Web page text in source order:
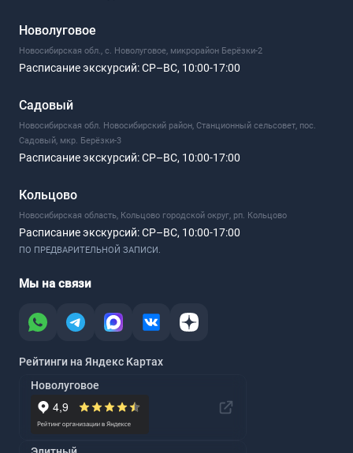
Новолуговое
Новосибирская обл., с. Новолуговое, микрорайон Берёзки-2
Расписание экскурсий:СР–ВС, 10:00-17:00
Садовый
Новосибирская обл. Новосибирский район, Станционный сельсовет, пос.
Садовый, мкр. Берёзки-3
Расписание экскурсий:СР–ВС, 10:00-17:00
Кольцово
Новосибирская область, Кольцово городской округ, рп. Кольцово
Расписание экскурсий:СР–ВС, 10:00-17:00
ПО ПРЕДВАРИТЕЛЬНОЙ ЗАПИСИ.
Мы на связи
Рейтинги на Яндекс Картах
Новолуговое